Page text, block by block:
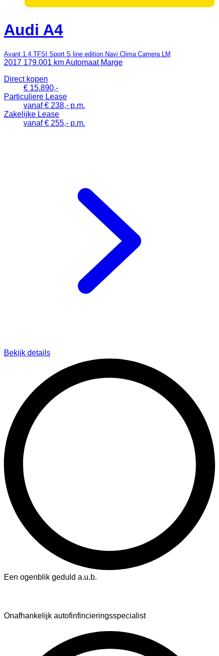
Audi A4
Avant 1.4 TFSI Sport S line edition Navi Clima Camera LM
2017 179.001 kmAutomaat Marge
Direct kopen
€ 15.890,-
Particuliere Lease
vanaf € 238,- p.m.
Zakelijke Lease
vanaf € 255,- p.m.
Bekijk details
Een ogenblik geduld a.u.b.
Onafhankelijk autofinfincieringsspecialist